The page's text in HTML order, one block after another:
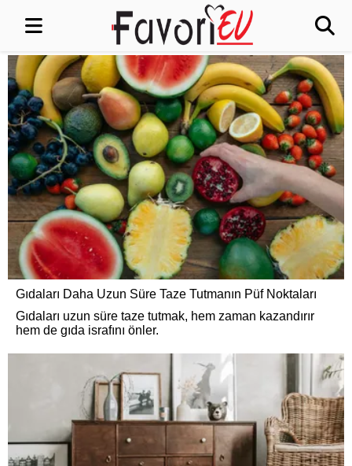
Gıdaları Daha Uzun Süre Taze Tutmanın Püf Noktaları
Gıdaları uzun süre taze tutmak, hem zaman kazandırır
hem de gıda israfını önler.